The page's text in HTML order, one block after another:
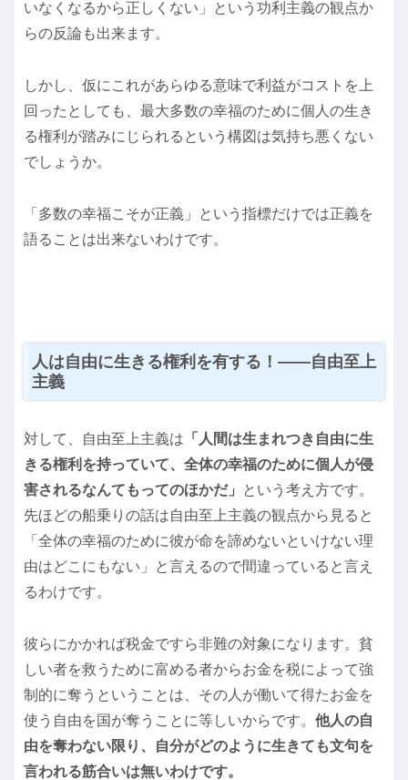
いなくなるから正しくない」という功利主義の観点か
らの反論も出来ます。
しかし、仮にこれがあらゆる意味で利益がコストを上
回ったとしても、最大多数の幸福のために個人の生き
る権利が踏みにじられるという構図は気持ち悪くない
でしょうか。
「多数の幸福こそが正義」という指標だけでは正義を
語ることは出来ないわけです。
人は自由に生きる権利を有する！――自由至上
主義
対して、自由至上主義は 「人間は生まれつき自由に生
きる権利を持っていて、全体の幸福のために個人が侵
害されるなんてもってのほかだ」
という考え方です。
先ほどの船乗りの話は自由至上主義の観点から見ると
「全体の幸福のために彼が命を諦めないといけない理
由はどこにもない」と言えるので間違っていると言え
るわけです。
彼らにかかれば税金ですら非難の対象になります。貧
しい者を救うために富める者からお金を税によって強
制的に奪うということは、その人が働いて得たお金を
使う自由を国が奪うことに等しいからです。 他人の自
由を奪わない限り、自分がどのように生きても文句を
言われる筋合いは無いわけです。